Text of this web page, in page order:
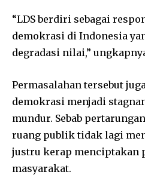
“LDS berdiri sebagai
demokrasi di Indonesia
degradasi nilai,”
Permasalahan tersebut
demokrasi menjadi
mundur. Sebab
ruang publik tidak lagi
justru kerap menciptakan
masyarakat.